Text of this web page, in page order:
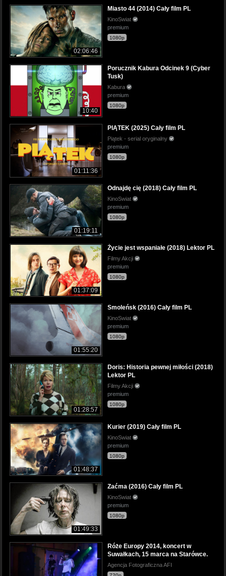
02:06:46
Miasto 44 (2014) Cały film PL
KinoSwiat
premium
1080p
10:40
Porucznik Kabura Odcinek 9 (Cyber
Tusk)
Kabura
premium
1080p
01:11:36
PIĄTEK (2025) Cały film PL
Piątek - serial oryginalny
premium
1080p
01:19:11
Odnajdę cię (2018) Cały film PL
KinoSwiat
premium
1080p
01:37:09
Życie jest wspaniałe (2018) Lektor PL
Filmy Akcji
premium
1080p
01:55:20
Smoleńsk (2016) Cały film PL
KinoSwiat
premium
1080p
01:28:57
Doris: Historia pewnej miłości (2018)
Lektor PL
Filmy Akcji
premium
1080p
01:48:37
Kurier (2019) Cały film PL
KinoSwiat
premium
1080p
01:49:33
Zaćma (2016) Cały film PL
KinoSwiat
premium
1080p
Róże Europy 2014, koncert w
Suwałkach, 15 marca na Starówce.
Agencja Fotograficzna AFI